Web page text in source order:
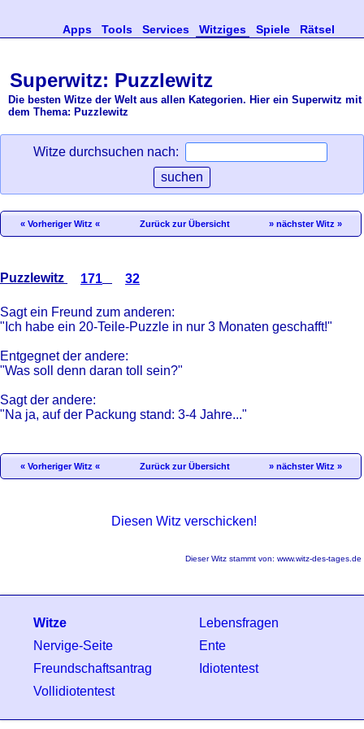
Apps Tools Services Witziges Spiele Rätsel
Superwitz: Puzzlewitz
Die besten Witze der Welt aus allen Kategorien. Hier ein Superwitz mit
dem Thema: Puzzlewitz
Witze durchsuchen nach:
« Vorheriger Witz « Zurück zur Übersicht » nächster Witz »
Puzzlewitz 171 32
Sagt ein Freund zum anderen:
"Ich habe ein 20-Teile-Puzzle in nur 3 Monaten geschafft!"
Entgegnet der andere:
"Was soll denn daran toll sein?"
Sagt der andere:
"Na ja, auf der Packung stand: 3-4 Jahre..."
« Vorheriger Witz « Zurück zur Übersicht » nächster Witz »
Diesen Witz verschicken!
Dieser Witz stammt von: www.witz-des-tages.de
Witze
Lebensfragen
Nervige-Seite
Ente
Freundschaftsantrag
Idiotentest
Vollidiotentest